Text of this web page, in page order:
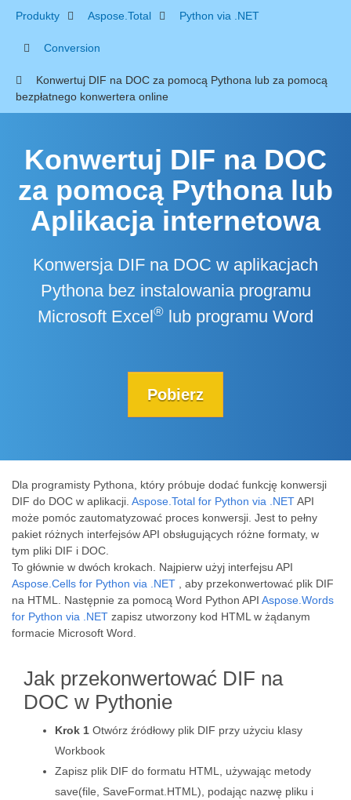
Produkty Aspose.Total Python via .NET
Conversion
Konwertuj DIF na DOC za pomocą Pythona lub za pomocą
bezpłatnego konwertera online
Konwertuj DIF na DOC
za pomocą Pythona lub
Aplikacja internetowa
Konwersja DIF na DOC w aplikacjach
Pythona bez instalowania programu
Microsoft Excel® lub programu Word
Pobierz
Dla programisty Pythona, który próbuje dodać funkcję konwersji
DIF do DOC w aplikacji. Aspose.Total for Python via .NETAPI
może pomóc zautomatyzować proces konwersji. Jest to pełny
pakiet różnych interfejsów API obsługujących różne formaty, w
tym pliki DIF i DOC.
To głównie w dwóch krokach. Najpierw użyj interfejsu API
Aspose.Cells for Python via .NET , aby przekonwertować plik DIF
na HTML. Następnie za pomocą Word Python API Aspose.Words
for Python via .NET zapisz utworzony kod HTML w żądanym
formacie Microsoft Word.
Jak przekonwertować DIF na
DOC w Pythonie
Krok 1 Otwórz źródłowy plik DIF przy użyciu klasy
Workbook
Zapisz plik DIF do formatu HTML, używając metody
save(file, SaveFormat.HTML), podając nazwę pliku i